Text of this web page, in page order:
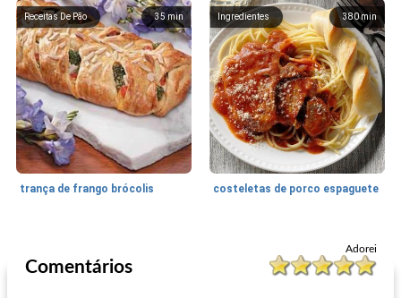
35min
Receitas De Pão
trança de frango brócolis
380min
Ingredientes
costeletas de porco espaguete
Adorei
Comentários